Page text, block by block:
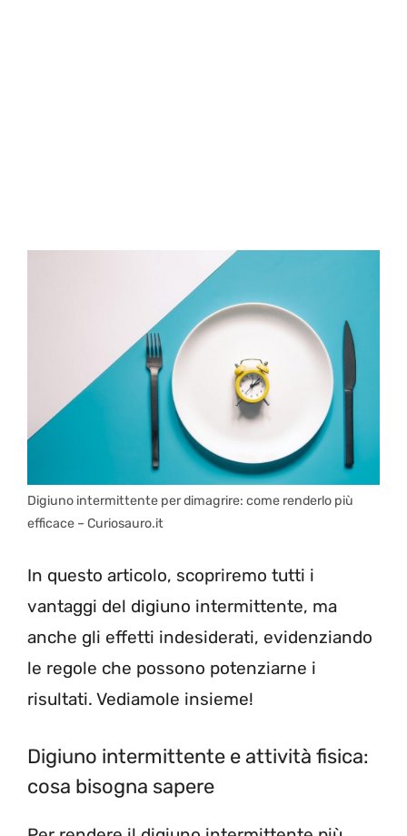
Digiuno intermittente per dimagrire: come renderlo più
efficace – Curiosauro.it
In questo articolo, scopriremo tutti i
vantaggi del digiuno intermittente, ma
anche gli effetti indesiderati, evidenziando
le regole che possono potenziarne i
risultati. Vediamole insieme!
Digiuno intermittente e attività fisica:
cosa bisogna sapere